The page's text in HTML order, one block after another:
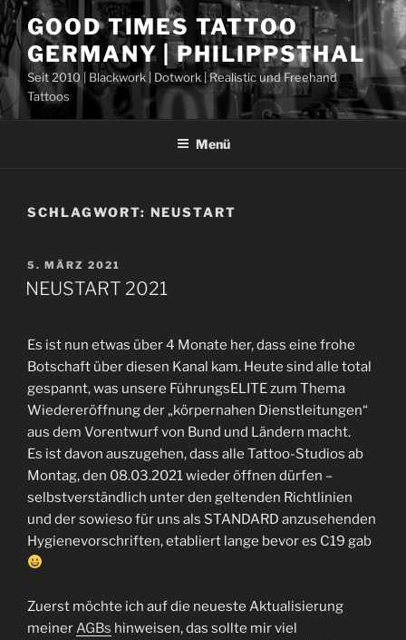
Zum
Inhalt
springen
GOOD TIMES TATTOO
GERMANY | PHILIPPSTHAL
Seit 2010 | Blackwork | Dotwork | Realistic und Freehand
Tattoos
Menü
SCHLAGWORT: NEUSTART
VERÖFFENTLICHT
AM
5. MÄRZ 2021
NEUSTART 2021
Es ist nun etwas über 4 Monate her, dass eine frohe
Botschaft über diesen Kanal kam. Heute sind alle total
gespannt, was unsere FührungsELITE zum Thema
Wiedereröffnung der „körpernahen Dienstleitungen“
aus dem Vorentwurf von Bund und Ländern macht.
Es ist davon auszugehen, dass alle Tattoo-Studios ab
Montag, den 08.03.2021 wieder öffnen dürfen –
selbstverständlich unter den geltenden Richtlinien
und der sowieso für uns als STANDARD anzusehenden
Hygienevorschriften, etabliert lange bevor es C19 gab
Zuerst möchte ich auf die neueste Aktualisierung
meinerAGBs hinweisen, das sollte mir viel